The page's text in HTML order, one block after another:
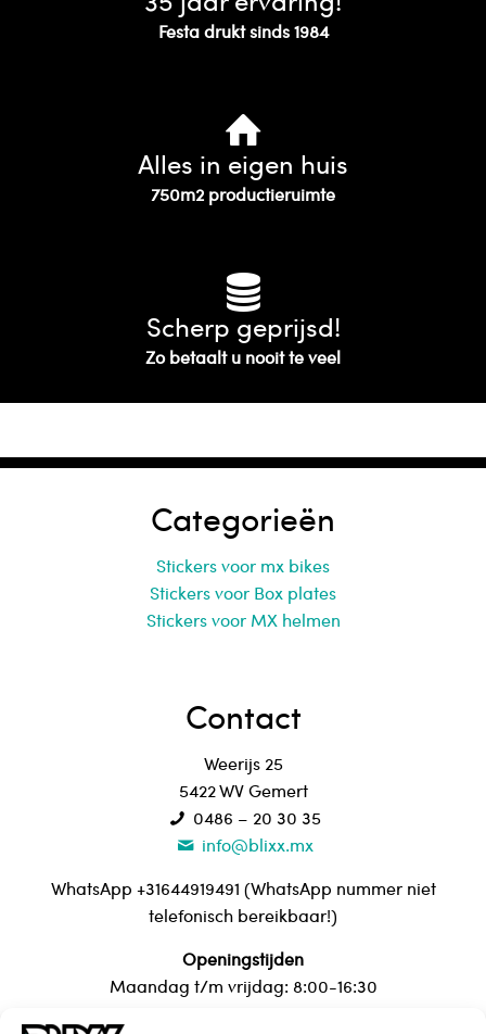
Festa drukt sinds 1984
Alles in eigen huis
750m2 productieruimte
Scherp geprijsd!
Zo betaalt u nooit te veel
Categorieën
Stickers voor mx bikes
Stickers voor Box plates
Stickers voor MX helmen
Contact
Weerijs 25
5422 WV Gemert
0486 – 20 30 35
info@blixx.mx
WhatsApp +31644919491 (WhatsApp nummer niet
telefonisch bereikbaar!)
Openingstijden
Maandag t/m vrijdag: 8:00-16:30